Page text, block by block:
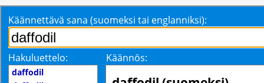
Käännettävä sana (suomeksi tai englanniksi):
Hakuluettelo: Käännös:
daffodil